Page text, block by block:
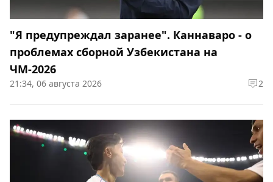
"Я предупреждал заранее". Каннаваро - о
проблемах сборной Узбекистана на
ЧМ-2026
21:34, 06 августа 2026 2